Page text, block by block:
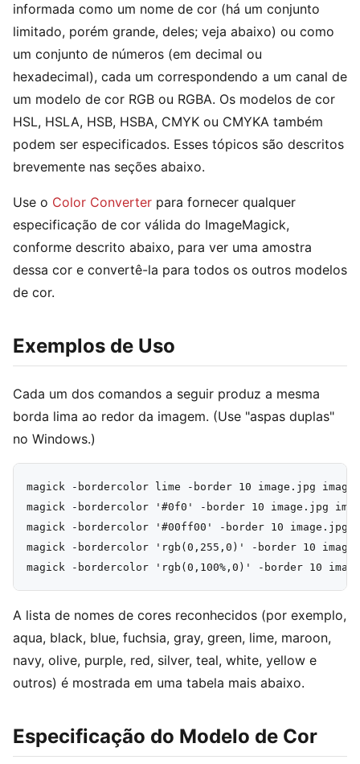
informada como um nome de cor (há um conjunto
limitado, porém grande, deles; veja abaixo) ou como
um conjunto de números (em decimal ou
hexadecimal), cada um correspondendo a um canal de
um modelo de cor RGB ou RGBA. Os modelos de cor
HSL, HSLA, HSB, HSBA, CMYK ou CMYKA também
podem ser especificados. Esses tópicos são descritos
brevemente nas seções abaixo.
Use o Color Converter para fornecer qualquer
especificação de cor válida do ImageMagick,
conforme descrito abaixo, para ver uma amostra
dessa cor e convertê-la para todos os outros modelos
de cor.
Exemplos de Uso
Cada um dos comandos a seguir produz a mesma
borda lima ao redor da imagem. (Use "aspas duplas"
no Windows.)
magick -bordercolor lime -border 10 image.jpg
magick -bordercolor '#0f0' -border 10 image.jpg
magick -bordercolor '#00ff00' -border 10 image.jpg
magick -bordercolor 'rgb(0,255,0)' -border 10
A lista de nomes de cores reconhecidos (por exemplo,
aqua, black, blue, fuchsia, gray, green, lime, maroon,
navy, olive, purple, red, silver, teal, white, yellow e
outros) é mostrada em uma tabela mais abaixo.
Especificação do Modelo de Cor